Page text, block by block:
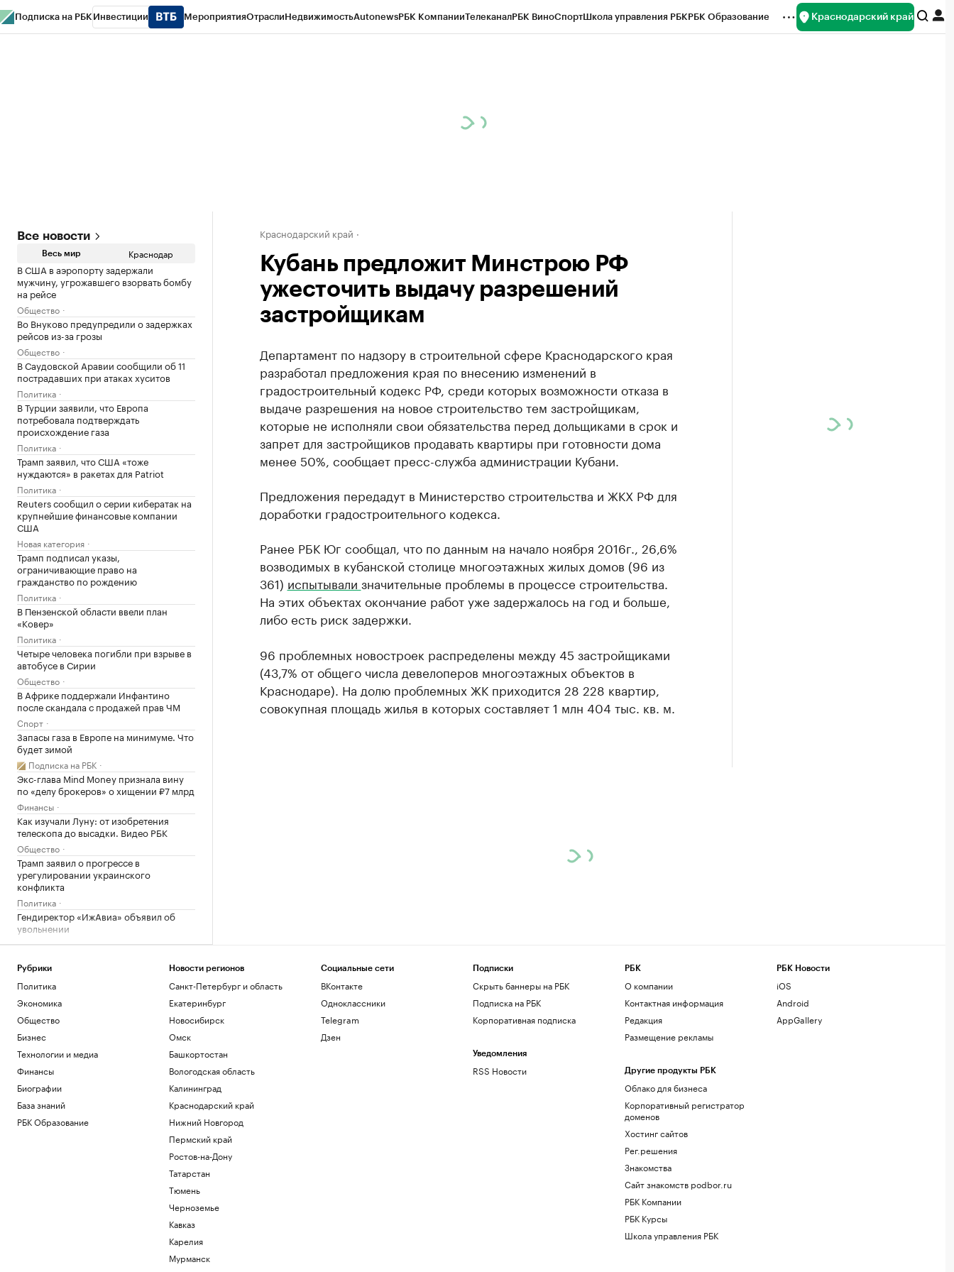
Подписка на РБК Инвестиции МероприятияОтраслиНедвижимостьAutonewsРБК КомпанииТелеканалРБК ВиноСпортШкола управления РБКРБК Образование Краснодарский край
Все новости
Весь мир Краснодар
В США в аэропорту задержали
мужчину, угрожавшего взорвать бомбу
на рейсе
Общество
Во Внуково предупредили о задержках
рейсов из-за грозы
Общество
В Саудовской Аравии сообщили об 11
пострадавших при атаках хуситов
Политика
В Турции заявили, что Европа
потребовала подтверждать
происхождение газа
Политика
Трамп заявил, что США «тоже
нуждаются» в ракетах для Patriot
Политика
Reuters сообщил о серии кибератак на
крупнейшие финансовые компании
США
Новая категория
Трамп подписал указы,
ограничивающие право на
гражданство по рождению
Политика
В Пензенской области ввели план
«Ковер»
Политика
Четыре человека погибли при взрыве в
автобусе в Сирии
Общество
В Африке поддержали Инфантино
после скандала с продажей прав ЧМ
Спорт
Запасы газа в Европе на минимуме. Что
будет зимой
Подписка на РБК
Экс-глава Mind Money признала вину
по «делу брокеров» о хищении ₽7 млрд
Финансы
Как изучали Луну: от изобретения
телескопа до высадки. Видео РБК
Общество
Трамп заявил о прогрессе в
урегулировании украинского
конфликта
Политика
Гендиректор «ИжАвиа» объявил об
увольнении
Политика
проблем с вылетом «Сочи» в Москву
Спорт
Перешедший в «Лидс» Траффорд стал
Спорт
Как устроены приватные террасы в
квартирах «Серии плюс»
РБК и ПИК Серия плюс
Аэропорт Домодедово открыли для
приема и вылета самолетов
Политика
Женщина и ребенок погибли во время
Краснодарский край
Кубань предложит Минстрою РФ
ужесточить выдачу разрешений
застройщикам
Департамент по надзору в строительной сфере Краснодарского края
разработал предложения края по внесению изменений в
градостроительный кодекс РФ, среди которых возможности отказа в
выдаче разрешения на новое строительство тем застройщикам,
которые не исполняли свои обязательства перед дольщиками в срок и
запрет для застройщиков продавать квартиры при готовности дома
менее 50%, сообщает пресс-служба администрации Кубани.
Предложения передадут в Министерство строительства и ЖКХ РФ для
доработки градостроительного кодекса.
Ранее РБК Юг сообщал, что по данным на начало ноября 2016г., 26,6%
возводимых в кубанской столице многоэтажных жилых домов (96 из
361) испытывали значительные проблемы в процессе строительства.
На этих объектах окончание работ уже задержалось на год и больше,
либо есть риск задержки.
96 проблемных новостроек распределены между 45 застройщиками
(43,7% от общего числа девелоперов многоэтажных объектов в
Краснодаре). На долю проблемных ЖК приходится 28 228 квартир,
совокупная площадь жилья в которых составляет 1 млн 404 тыс. кв. м.
Рубрики
Политика
Экономика
Общество
Бизнес
Технологии и медиа
Финансы
Биографии
База знаний
РБК Образование
Новости регионов
Санкт-Петербург и область
Екатеринбург
Новосибирск
Омск
Башкортостан
Вологодская область
Калининград
Краснодарский край
Нижний Новгород
Пермский край
Ростов-на-Дону
Татарстан
Тюмень
Черноземье
Кавказ
Карелия
Мурманск
Социальные сети
ВКонтакте
Одноклассники
Telegram
Дзен
Подписки
Скрыть баннеры на РБК
Подписка на РБК
Корпоративная подписка
Уведомления
RSS Новости
РБК
О компании
Контактная информация
Редакция
Размещение рекламы
Другие продукты РБК
Облако для бизнеса
Корпоративный регистратор
доменов
Хостинг сайтов
Рег.решения
Знакомства
Сайт знакомств podbor.ru
РБК Компании
РБК Курсы
Школа управления РБК
РБК Новости
iOS
Android
AppGallery